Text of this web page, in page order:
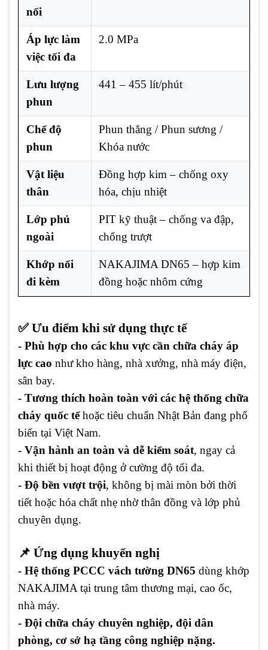
nối
Áp lực làm
việc tối đa
2.0 MPa
Lưu lượng
phun
441 – 455 lít/phút
Chế độ
phun
Phun thẳng / Phun sương /
Khóa nước
Vật liệu
thân
Đồng hợp kim – chống oxy
hóa, chịu nhiệt
Lớp phủ
ngoài
PIT kỹ thuật – chống va đập,
chống trượt
Khớp nối
đi kèm
NAKAJIMA DN65 – hợp kim
đồng hoặc nhôm cứng
✅ Ưu điểm khi sử dụng thực tế
- Phù hợp cho các khu vực cần chữa cháy áp
lực cao như kho hàng, nhà xưởng, nhà máy điện,
sân bay.
- Tương thích hoàn toàn với các hệ thống chữa
cháy quốc tếhoặc tiêu chuẩn Nhật Bản đang phổ
biến tại Việt Nam.
- Vận hành an toàn và dễ kiểm soát, ngay cả
khi thiết bị hoạt động ở cường độ tối đa.
- Độ bền vượt trội, không bị mài mòn bởi thời
tiết hoặc hóa chất nhẹ nhờ thân đồng và lớp phủ
chuyên dụng.
📌 Ứng dụng khuyến nghị
- Hệ thống PCCC vách tường DN65 dùng khớp
NAKAJIMA tại trung tâm thương mại, cao ốc,
nhà máy.
- Đội chữa cháy chuyên nghiệp, đội dân
phòng, cơ sở hạ tầng công nghiệp nặng.